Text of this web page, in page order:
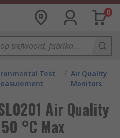
0
Test
/ Air Quality
Monitors
Air Quality
°C Max